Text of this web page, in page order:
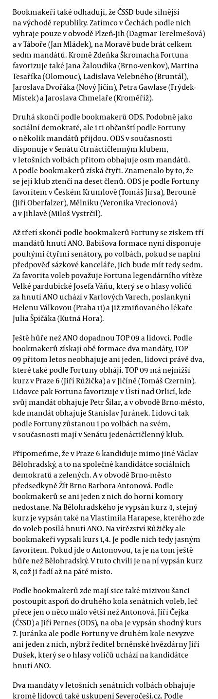
Bookmakeři také odhadují, že ČSSD bude silnější
na východě republiky. Zatímco v Čechách podle nich
vyhraje pouze v obvodě Plzeň-Jih (Dagmar Terelmešová)
a v Táboře (Jan Mládek), na Moravě bude brát celkem
sedm mandátů. Kromě Zdeňka Škromacha Fortuna
favorizuje také Jana Žaloudíka (Brno-venkov), Martina
Tesaříka (Olomouc), Ladislava Velebného (Bruntál),
Jaroslava Dvořáka (Nový Jičín), Petra Gawlase (Frýdek-
Místek) a Jaroslava Chmelaře (Kroměříž).
Druhá skončí podle bookmakerů ODS. Podobně jako
sociální demokraté, ale i ti občanští podle Fortuny
o několik mandátů přijdou. ODS v současnosti
disponuje v Senátu čtrnáctičlenným klubem,
v letošních volbách přitom obhajuje osm mandátů.
A podle bookmakerů získá čtyři. Znamenalo by to, že
se její klub ztenčí na deset členů. ODS je podle Fortuny
favoritem v Českém Krumlově (Tomáš Jirsa), Berouně
(Jiří Oberfalzer), Mělníku (Veronika Vrecionová)
a v Jihlavě (Miloš Vystrčil).
Až třetí skončí podle bookmakerů Fortuny se ziskem tří
mandátů hnutí ANO. Babišova formace nyní disponuje
pouhými čtyřmi senátory, po volbách, pokud se naplní
předpověď sázkové kanceláře, jich bude mít tedy sedm.
Za favorita voleb považuje Fortuna legendárního vítěze
Velké pardubické Josefa Váňu, který se o hlasy voličů
za hnutí ANO uchází v Karlových Varech, poslankyni
Helenu Válkovou (Praha 11) a již zmiňovaného lékaře
Julia Špičáka (Kutná Hora).
Ještě hůře než ANO dopadnou TOP 09 a lidovci. Podle
bookmakerů získají obě formace dva mandáty, TOP
09 přitom letos neobhajuje ani jeden, lidovci právě dva,
které také podle Fortuny obhájí. TOP 09 má nejnižší
kurz v Praze 6 (Jiří Růžička) a v Jičíně (Tomáš Czernin).
Lidovce pak Fortuna favorizuje v Ústí nad Orlicí, kde
svůj mandát obhajuje Petr Šilar, a v obvodě Brno-město,
kde mandát obhajuje Stanislav Juránek. Lidovci tak
podle Fortuny zůstanou i po volbách na svém,
v současnosti mají v Senátu jedenáctičlenný klub.
Připomeňme, že v Praze 6 kandiduje mimo jiné Václav
Bělohradský, a to na společné kandidátce sociálních
demokratů a zelených. A v obvodě Brno-město
předsedkyně Žít Brno Barbora Antonová. Podle
bookmakerů se ani jeden z nich do horní komory
nedostane. Na Bělohradského je vypsán kurz 4, stejný
kurz je vypsán také na Vlastimila Harapese, kterého zde
do voleb posílá hnutí ANO. Na vítězství Růžičky ale
bookmakeři vypsali kurs 1,4. Je podle nich tedy jasným
favoritem. Pokud jde o Antonovou, ta je na tom ještě
hůře než Bělohradský. V tuto chvíli je na ní vypsán kurz
8, což ji řadí až na páté místo.
Podle bookmakerů zde mají sice také mizivou šanci
postoupit aspoň do druhého kola senátních voleb, leč
přece jen o něco málo větší než Antonová, Jiří Čejka
(ČSSD) a Jiří Pernes (ODS), na oba je vypsán shodný kurs
7. Juránka ale podle Fortuny ve druhém kole nevyzve
ani jeden z nich, nýbrž ředitel brněnské hvězdárny Jiří
Dušek, který se o hlasy voličů uchází na kandidátce
hnutí ANO.
Dva mandáty v letošních senátních volbách obhajuje
kromě lidovců také uskupení Severočeši.cz. Podle